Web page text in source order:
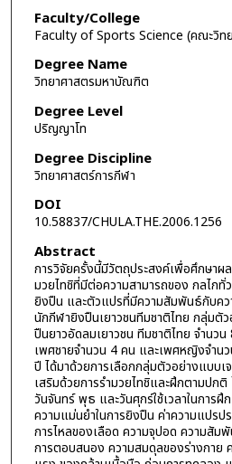
Faculty/College
Faculty of Sports Science (คณะวิท
Degree Name
วิทยาศาสตรมหาบัณฑิต
Degree Level
ปริญญาโท
Degree Discipline
วิทยาศาสตร์การกีฬา
DOI
10.58837/CHULA.THE.2006.1256
Abstract
การวิจัยครั้งนี้มีวัตถุประสงค์เพื่อศึกษาผ
มวยไทชิที่มีต่อความสามารถของ กลไกทั่
ยิงปืน และตัวแปรที่มีความสัมพันธ์กับคว
นักกีฬายิงปืนเยาวชนทีมชาติไทย กลุ่มตั
ปืนยาวอัดลมเยาวชน ทีมชาติไทย จำนว
เพศชายจำนวน 4 คน และเพศหญิงจำน
ปี ได้มาด้วยการเลือกกลุ่มตัวอย่างแบบเ
เสริมด้วยการรำมวยไทชิและฝึกตามปก
วันจันทร์ พุธ และวันศุกร์ใช้เวลาในการ
ความแม่นยำในการยิงปืน ค่าความแปรป
การไหลของเลือด ความจุปอด ความสัม
การตอบสนอง ความสมดุลของร่างกาย